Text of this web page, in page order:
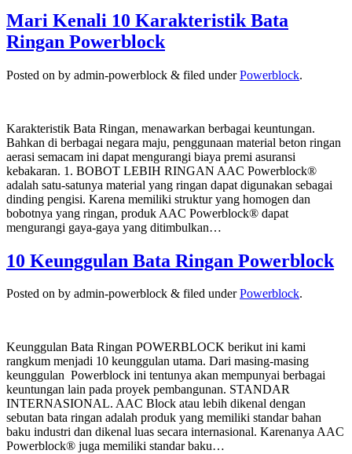
Mari Kenali 10 Karakteristik Bata
Ringan Powerblock
Posted on by admin-powerblock & filed underPowerblock.
Karakteristik Bata Ringan, menawarkan berbagai keuntungan.
Bahkan di berbagai negara maju, penggunaan material beton ringan
aerasi semacam ini dapat mengurangi biaya premi asuransi
kebakaran. 1. BOBOT LEBIH RINGAN AAC Powerblock®
adalah satu-satunya material yang ringan dapat digunakan sebagai
dinding pengisi. Karena memiliki struktur yang homogen dan
bobotnya yang ringan, produk AAC Powerblock® dapat
mengurangi gaya-gaya yang ditimbulkan…
10 Keunggulan Bata Ringan Powerblock
Posted on by admin-powerblock & filed underPowerblock.
Keunggulan Bata Ringan POWERBLOCK berikut ini kami
rangkum menjadi 10 keunggulan utama. Dari masing-masing
keunggulan Powerblock ini tentunya akan mempunyai berbagai
keuntungan lain pada proyek pembangunan. STANDAR
INTERNASIONAL. AAC Block atau lebih dikenal dengan
sebutan bata ringan adalah produk yang memiliki standar bahan
baku industri dan dikenal luas secara internasional. Karenanya AAC
Powerblock® juga memiliki standar baku…